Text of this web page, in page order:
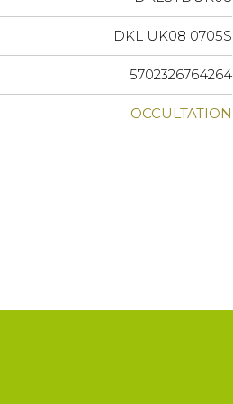
DKL UK08 0705S
5702326764264
OCCULTATION